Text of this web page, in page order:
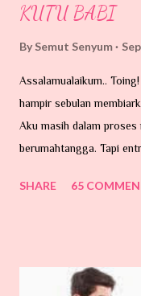
KUTU BABI
By Semut Senyum
Assalamualaikum..
hampir sebulan
Aku masih dalam proses
berumahtangga. Tapi
Hari ni nak cerita pasal
Nama pun kutu, dia
SHARE 65